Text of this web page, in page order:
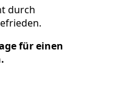
durch
für einen